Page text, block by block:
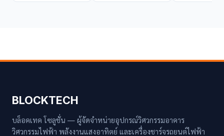
BLOCKTECH
บล็อคเทค โซลูชั่น — ผู้จัดจำหน่ายอุปกรณ์วิศวกรรมอาคาร
วิศวกรรมไฟฟ้า พลังงานแสงอาทิตย์ และเครื่องชาร์จรถยนต์ไฟฟ้า